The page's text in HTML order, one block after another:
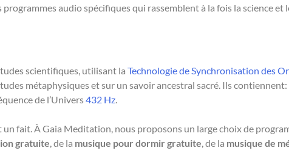
audio spécifiques qui rassemblent à la fois la science et
scientifiques, utilisant la Technologie de Synchronisation des
métaphysiques et sur un savoir ancestral sacré. Ils contiennent:
de l’Univers432 Hz.
un fait. À Gaia Meditation, nous proposons un large choix de
gratuite, de la musique pour dormir gratuite, de la musique de